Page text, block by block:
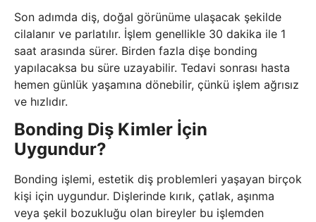
Son adımda diş, doğal görünüme ulaşacak şekilde
cilalanır ve parlatılır. İşlem genellikle 30 dakika ile 1
saat arasında sürer. Birden fazla dişe bonding
yapılacaksa bu süre uzayabilir. Tedavi sonrası hasta
hemen günlük yaşamına dönebilir, çünkü işlem ağrısız
ve hızlıdır.
Bonding Diş Kimler İçin
Uygundur?
Bonding işlemi, estetik diş problemleri yaşayan birçok
kişi için uygundur. Dişlerinde kırık, çatlak, aşınma
veya şekil bozukluğu olan bireyler bu işlemden